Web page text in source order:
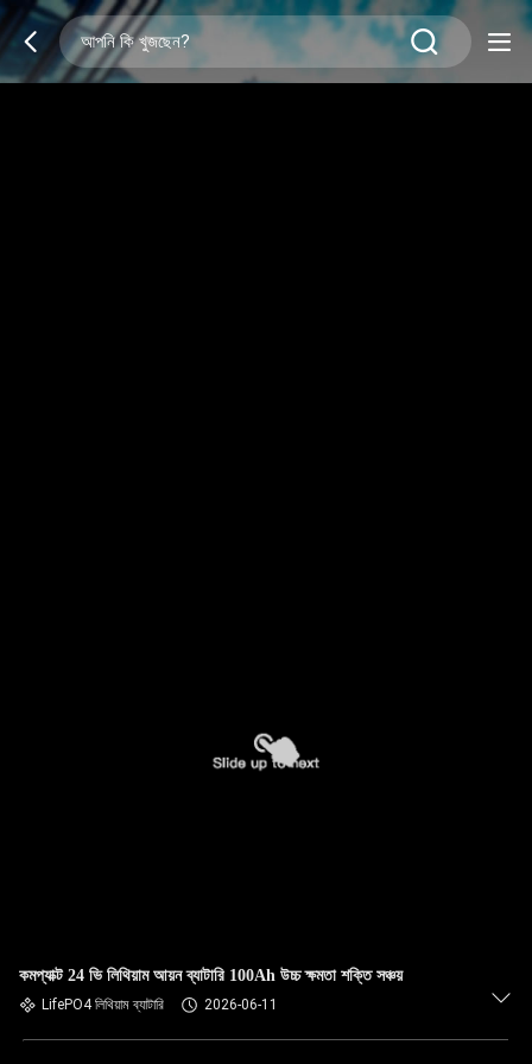
কমপ্যাক্ট 24 ভি লিথিয়াম আয়ন ব্যাটারি 100Ah উচ্চ ক্ষমতা শক্তি সঞ্চয়
LifePO4 লিথিয়াম ব্যাটারি 2026-06-11